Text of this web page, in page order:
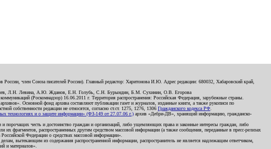
член Союза писателей России). Главный редактор: Харитонова И.Ю. Адрес редакции: 680032, Хабаровский край,
Л.Н. Левина, А.Ю. Жданов, Е.Н. Голубь, С.Н. Бурындин, Б.М. Сухинин, О.В. Егорова
(Роскомнадзор) 16.06.2011 г. Территория распространения: Российская Федерация, зарубежные страны.
архивов». Основной фонд архива составляют публикации газет и журналов, изданные книги, а также рукописи по
собственности редакции не относятся, согласно ст.ст. 1275, 1276, 1306 Гражданского кодекса РФ
технологиях и о защите информации» (ФЗ-149 от 27.07.06 г.) архив «Дебри-ДВ», хранящий информацию, гражданско-
порочащих честь и достоинство граждан и организаций, либо ущемляющих права и законные интересы граждан, либо
фрагментов, распространенных другим средством массовой информации (а также сообщения, переданные в пресс-релизах
Федерации о средствах массовой информации».
вытекающим из содержания распространенной информации, распространитель не является надлежащим ответчиком,
и материалов».